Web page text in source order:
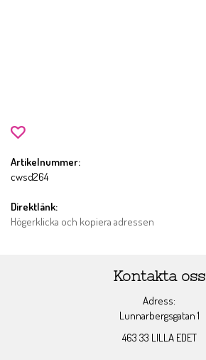
Artikelnummer:
cwsd264
Direktlänk:
Högerklicka och kopiera adressen
Kontakta oss
Adress:
Lunnarbergsgatan 1
463 33 LILLA EDET